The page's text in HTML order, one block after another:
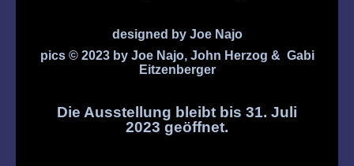
designed by Joe Najo
pics © 2023 by Joe Najo, John Herzog & Gabi
Eitzenberger
Die Ausstellung bleibt bis 31. Juli
2023 geöffnet.